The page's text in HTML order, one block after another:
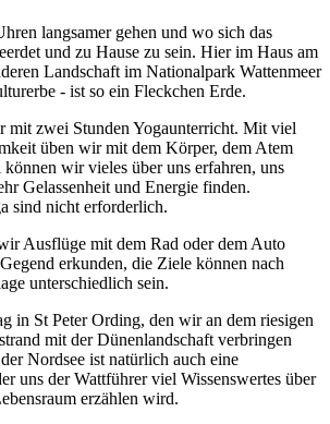
langsamer gehen und wo sich das
und zu Hause zu sein. Hier im Haus am
Landschaft im Nationalpark Wattenmeer
- ist so ein Fleckchen Erde.
mit zwei Stunden Yogaunterricht. Mit viel
üben wir mit dem Körper, dem Atem
wir vieles über uns erfahren, uns
Gelassenheit und Energie finden.
sind nicht erforderlich.
Ausflüge mit dem Rad oder dem Auto
erkunden, die Ziele können nach
unterschiedlich sein.
in St Peter Ording, den wir an dem riesigen
mit der Dünenlandschaft verbringen
Nordsee ist natürlich auch eine
uns der Wattführer viel Wissenswertes über
erzählen wird.